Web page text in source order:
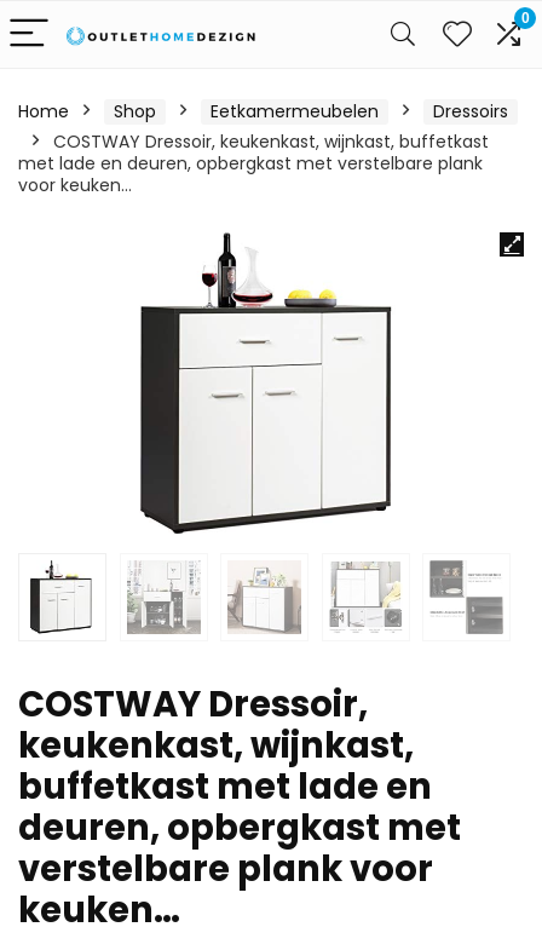
0
Home Shop Eetkamermeubelen
Dressoirs
COSTWAY Dressoir, keukenkast, wijnkast, buffetkast
met lade en deuren, opbergkast met verstelbare plank
voor keuken…
COSTWAY Dressoir,
keukenkast, wijnkast,
buffetkast met lade en
deuren, opbergkast met
verstelbare plank voor
keuken…